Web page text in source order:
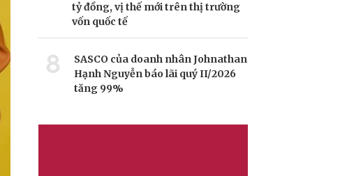
tỷ đồng, vị thế mới trên thị trường
vốn quốc tế
8
SASCO của doanh nhân Johnathan
Hạnh Nguyễn báo lãi quý II/2026
tăng 99%